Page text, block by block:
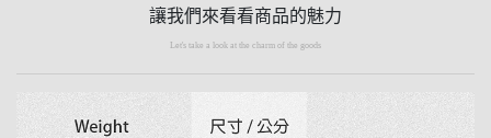
讓我們來看看商品的魅力
Let's take a look at the charm of the goods